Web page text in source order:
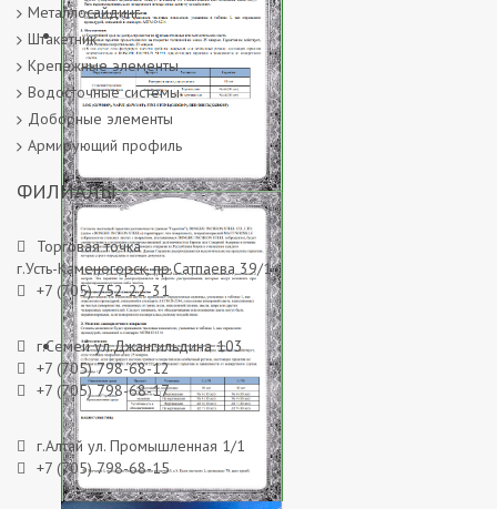
Гарантийное соглашение на
покрытия Принтек
Металлосайдинг
Штакетник
Крепежные элементы
Водосточные системы
Доборные элементы
Армирующий профиль
ФИЛИАЛЫ
Торговая точка
г.Усть-Каменогорск, пр.Сатпаева 39/1
+7 (705) 752-22-31
г.Семей ул.Джангильдина 103
+7 (705) 798-68-12
+7 (705) 798-68-17
г.Алтай ул. Промышленная 1/1
+7 (705) 798-68-15